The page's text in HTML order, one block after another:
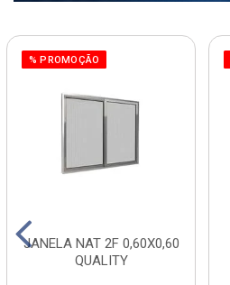
% PROMOÇÃO
JANELA NAT 2F 0,60X0,60
QUALITY